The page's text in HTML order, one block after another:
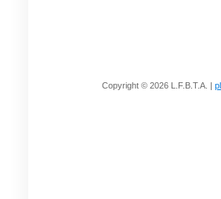
Copyright © 2026 L.F.B.T.A. |